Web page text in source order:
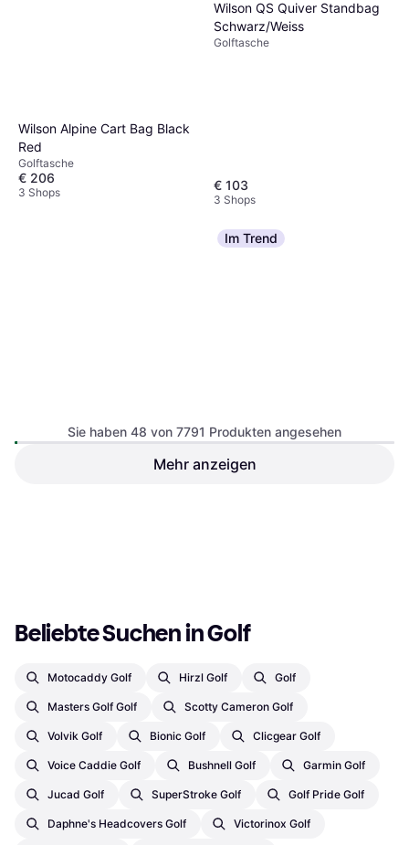
Wilson Alpine Cart Bag Black
Red
Golftasche
€ 206
3 Shops
Wilson QS Quiver Standbag
Schwarz/Weiss
Golftasche
€ 103
3 Shops
Im Trend
Sie haben 48 von 7791 Produkten angesehen
Mehr anzeigen
Beliebte Suchen in Golf
Motocaddy Golf Hirzl Golf Golf
Masters Golf Golf Scotty Cameron Golf
Volvik Golf Bionic Golf Clicgear Golf
Voice Caddie Golf Bushnell Golf Garmin Golf
Jucad Golf SuperStroke Golf Golf Pride Golf
Daphne's Headcovers Golf Victorinox Golf